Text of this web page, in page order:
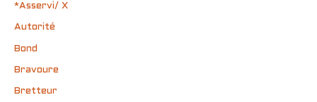
*Asservi/ X
Autorité
Bond
Bravoure
Bretteur